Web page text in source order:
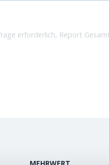
erforderlich, Report